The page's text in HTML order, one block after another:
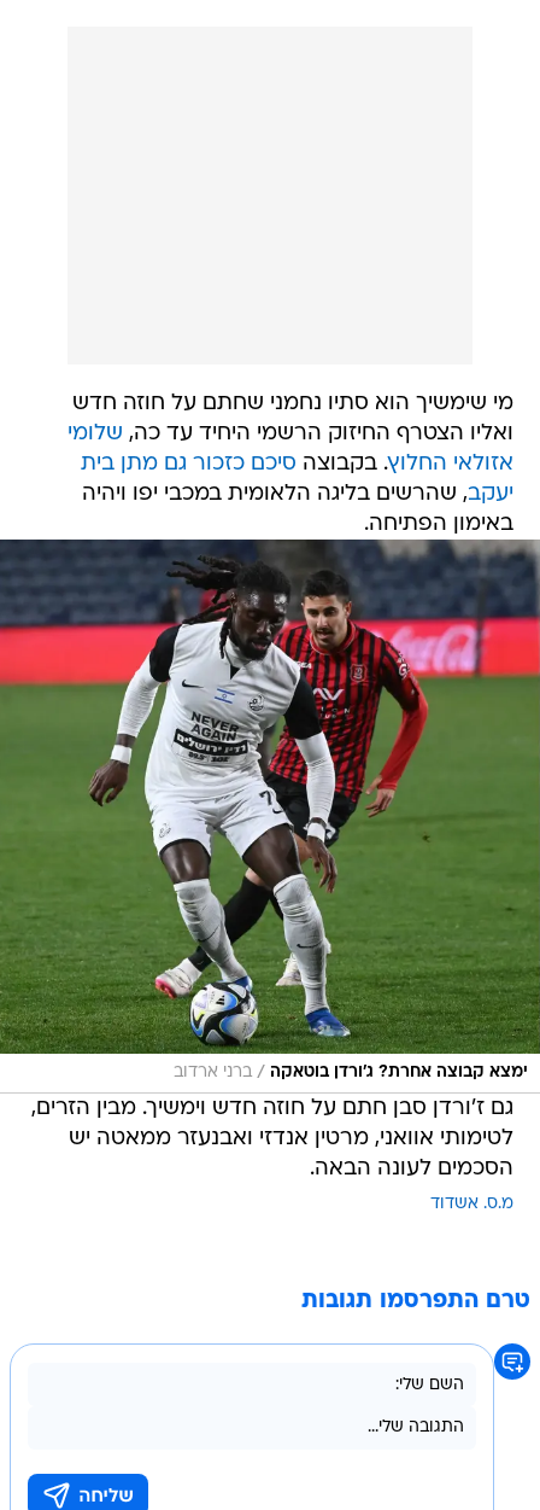
מי שימשיך הוא סתיו נחמני שחתם על חוזה חדש
ואליו הצטרף החיזוק הרשמי היחיד עד כה, שלומי
אזולאי החלוץ. בקבוצה סיכם כזכור גם מתן בית
יעקב, שהרשים בליגה הלאומית במכבי יפו ויהיה
באימון הפתיחה.
ימצא קבוצה אחרת? ג'ורדן בוטאקה / ברני ארדוב
גם ז'ורדן סבן חתם על חוזה חדש וימשיך. מבין הזרים,
לטימותי אוואני, מרטין אנדזי ואבנעזר ממאטה יש
הסכמים לעונה הבאה.
מ.ס. אשדוד
טרם התפרסמו תגובות